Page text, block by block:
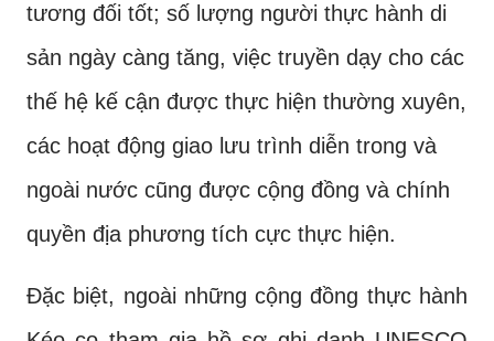
tương đối tốt; số lượng người thực hành di
sản ngày càng tăng, việc truyền dạy cho các
thế hệ kế cận được thực hiện thường xuyên,
các hoạt động giao lưu trình diễn trong và
ngoài nước cũng được cộng đồng và chính
quyền địa phương tích cực thực hiện.
Đặc biệt, ngoài những cộng đồng thực hành